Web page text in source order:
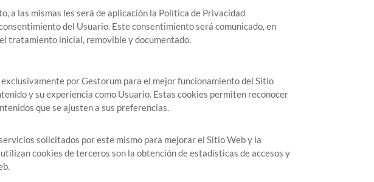
a las mismas les será de aplicación la Política de Privacidad
del Usuario. Este consentimiento será comunicado, en
tratamiento inicial, removible y documentado.
exclusivamente porGestorum para el mejor funcionamiento del Sitio
y su experiencia como Usuario. Estas cookies permiten reconocer
que se ajusten a sus preferencias.
solicitados por este mismo para mejorar el Sitio Web y la
cookies de terceros son la obtención de estadísticas de accesos y